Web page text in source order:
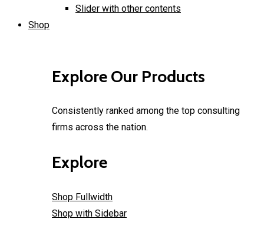
Slider with other contents
Shop
Explore Our Products
Consistently ranked among the top consulting
firms across the nation.
Explore
Shop Fullwidth
Shop with Sidebar